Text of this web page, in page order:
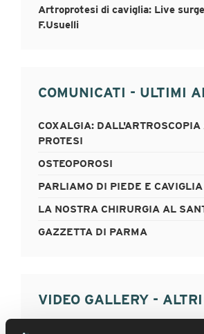
Artroprotesi di caviglia: Live
F.Usuelli
COMUNICATI - ULTIMI
COXALGIA:
PROTESI
OSTEOPOROSI
PARLIAMO DI PIEDE E CAVIGLIA
LA NOSTRA CHIRURGIA AL
GAZZETTA DI PARMA
VIDEO GALLERY -